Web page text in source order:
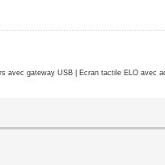
avec gateway USB | Ecran tactile ELO avec